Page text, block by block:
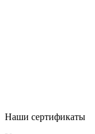
Наши сертификаты